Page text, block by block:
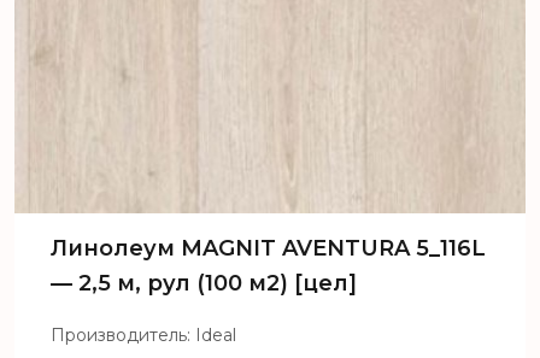
Линолеум MAGNIT AVENTURA 5_116L
— 2,5 м, рул (100 м2) [цел]
Производитель: Ideal